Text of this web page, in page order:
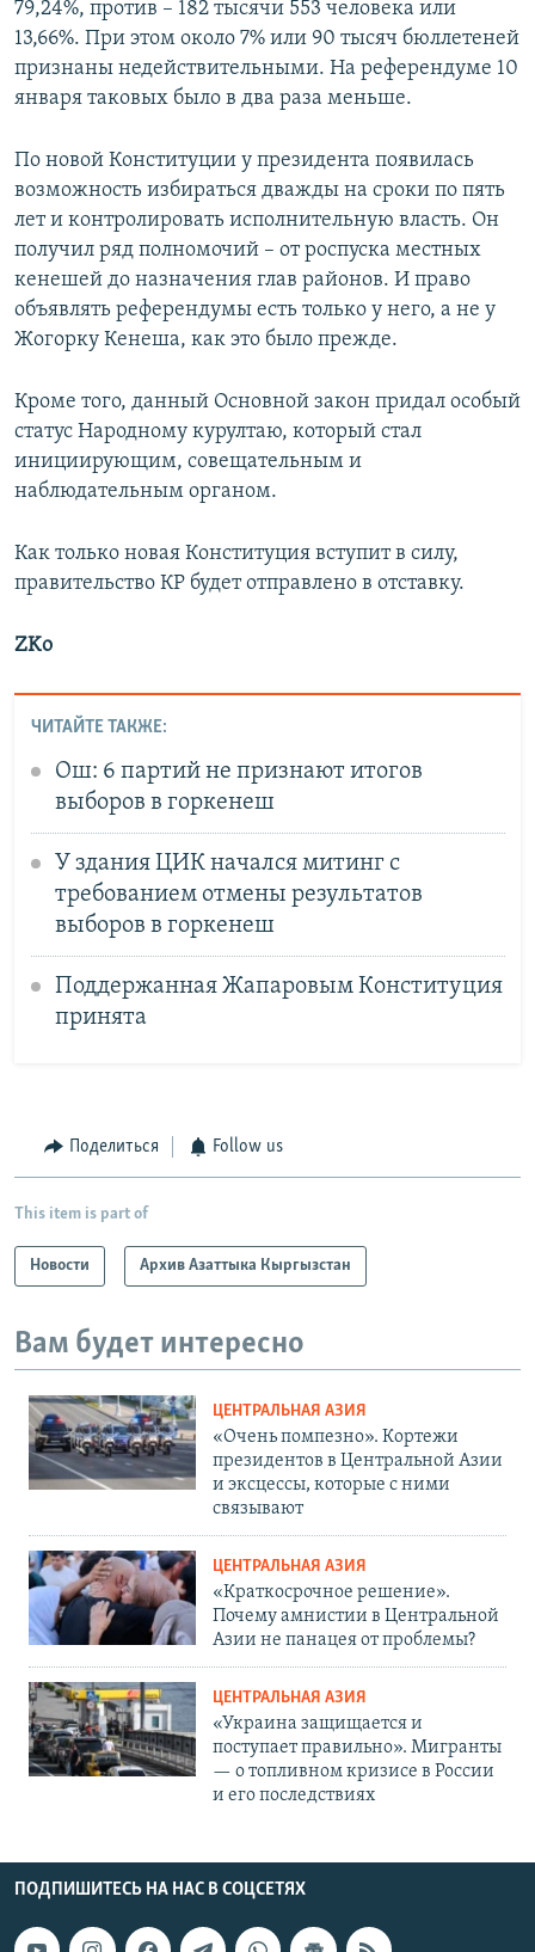
79,24%, против – 182 тысячи 553 человека или
13,66%. При этом около 7% или 90 тысяч бюллетеней
признаны недействительными. На референдуме 10
января таковых было в два раза меньше.
По новой Конституции у президента появилась
возможность избираться дважды на сроки по пять
лет и контролировать исполнительную власть. Он
получил ряд полномочий – от роспуска местных
кенешей до назначения глав районов. И право
объявлять референдумы есть только у него, а не у
Жогорку Кенеша, как это было прежде.
Кроме того, данный Основной закон придал особый
статус Народному курултаю, который стал
инициирующим, совещательным и
наблюдательным органом.
Как только новая Конституция вступит в силу,
правительство КР будет отправлено в отставку.
ZKo
ЧИТАЙТЕ ТАКЖЕ:
Ош: 6 партий не признают итогов
выборов в горкенеш
У здания ЦИК начался митинг с
требованием отмены результатов
выборов в горкенеш
Поддержанная Жапаровым Конституция
принята
Поделиться Follow us
This item is part of
Новости Архив Азаттыка Кыргызстан
Вам будет интересно
ЦЕНТРАЛЬНАЯ АЗИЯ
«Очень помпезно». Кортежи
президентов в Центральной Азии
и эксцессы, которые с ними
связывают
ЦЕНТРАЛЬНАЯ АЗИЯ
«Краткосрочное решение».
Почему амнистии в Центральной
Азии не панацея от проблемы?
ЦЕНТРАЛЬНАЯ АЗИЯ
«Украина защищается и
поступает правильно». Мигранты
— о топливном кризисе в России
и его последствиях
ПОДПИШИТЕСЬ НА НАС В СОЦСЕТЯХ